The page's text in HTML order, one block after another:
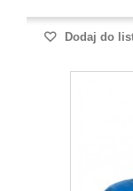
Dodaj do